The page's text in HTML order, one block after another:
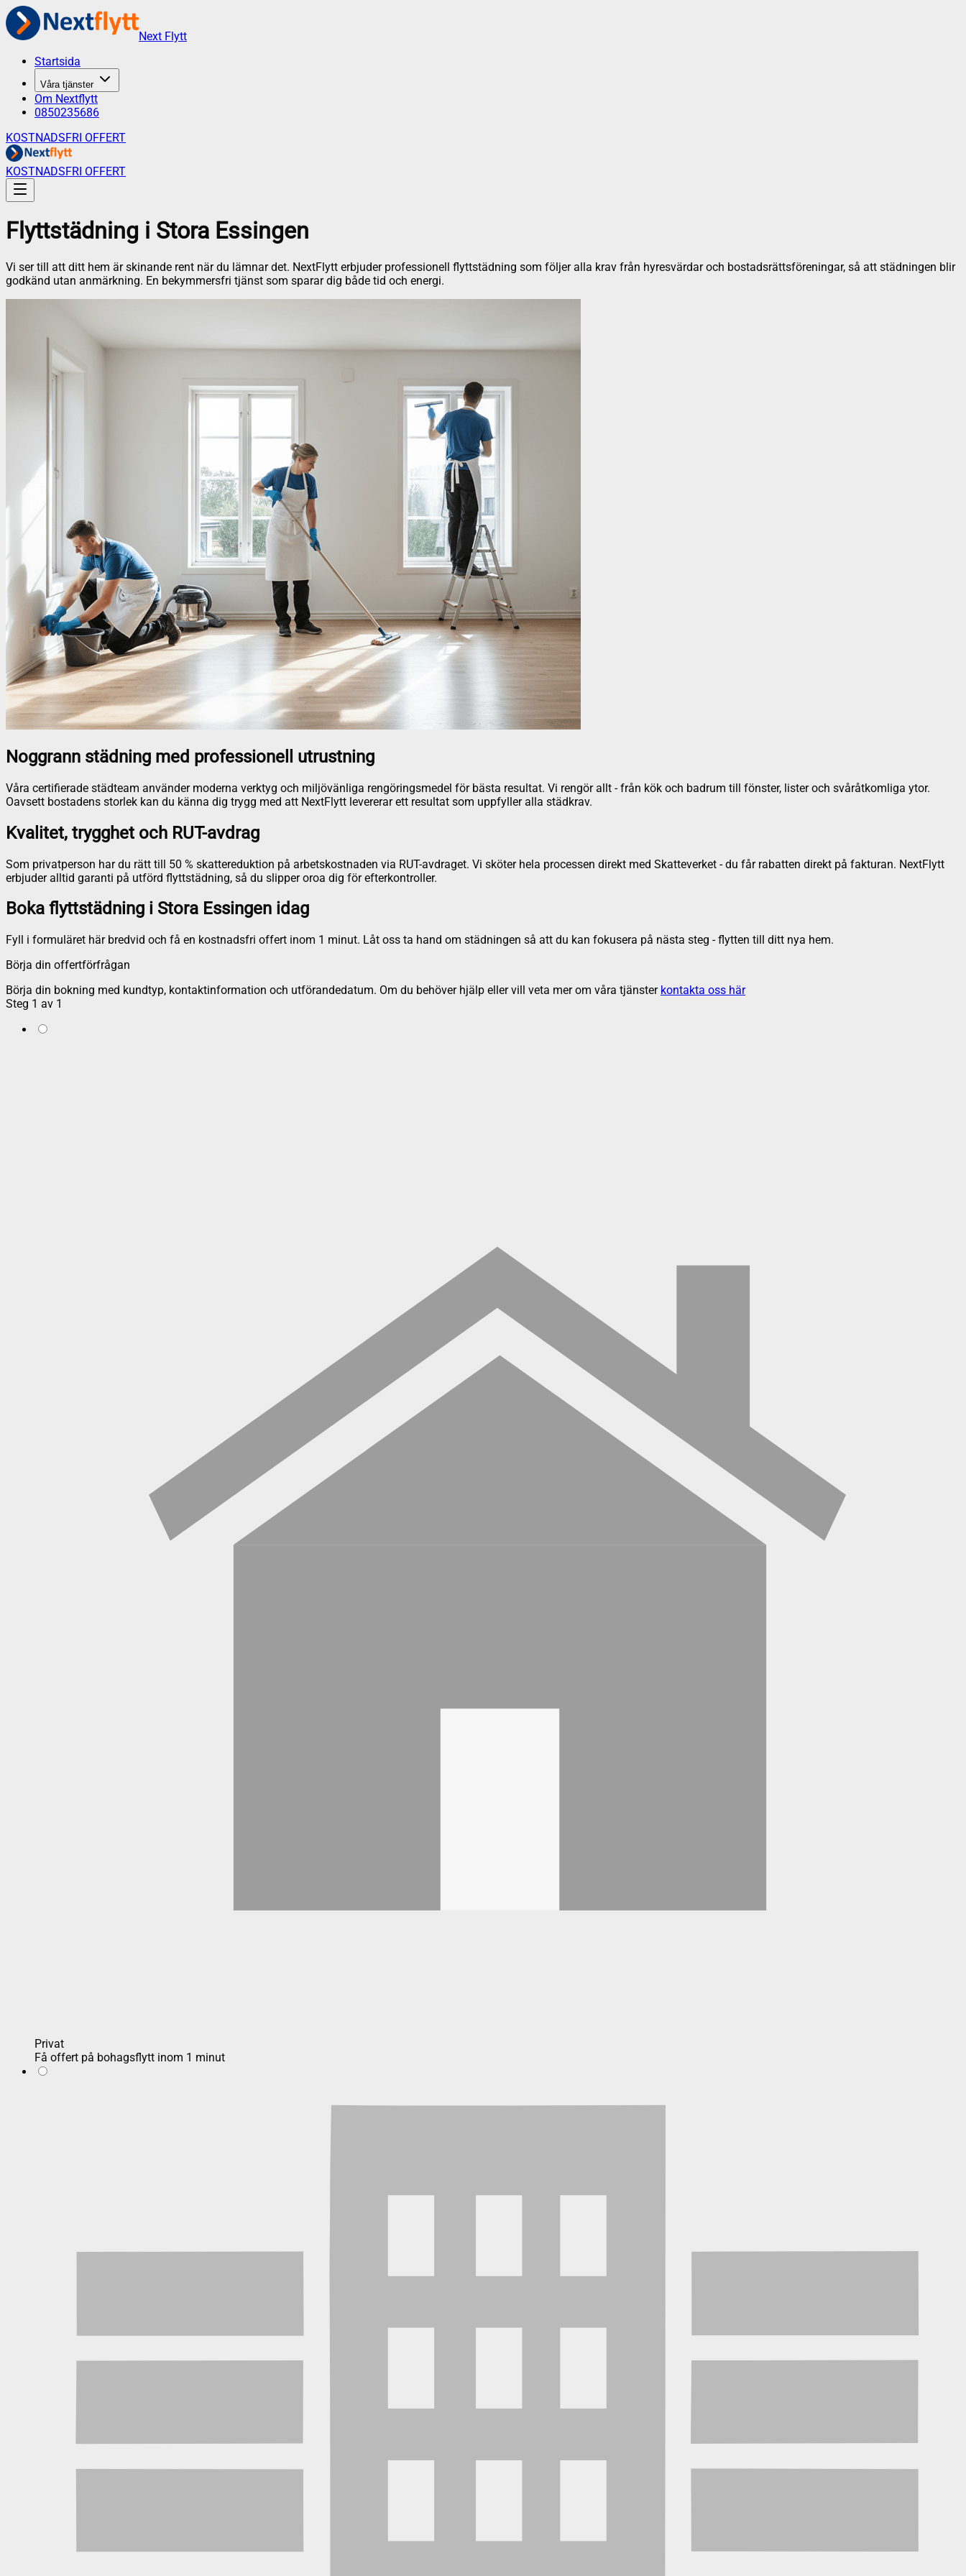
Next Flytt
Startsida
Våra tjänster
Om Nextflytt
0850235686
KOSTNADSFRI OFFERT
KOSTNADSFRI OFFERT
Flyttstädning i Stora Essingen
Vi ser till att ditt hem är skinande rent när du lämnar det. NextFlytt erbjuder professionell flyttstädning som följer alla krav från hyresvärdar och bostadsrättsföreningar, så att städningen blir
godkänd utan anmärkning. En bekymmersfri tjänst som sparar dig både tid och energi.
Noggrann städning med professionell utrustning
Våra certifierade städteam använder moderna verktyg och miljövänliga rengöringsmedel för bästa resultat. Vi rengör allt - från kök och badrum till fönster, lister och svåråtkomliga ytor.
Oavsett bostadens storlek kan du känna dig trygg med att NextFlytt levererar ett resultat som uppfyller alla städkrav.
Kvalitet, trygghet och RUT-avdrag
Som privatperson har du rätt till 50 % skattereduktion på arbetskostnaden via RUT-avdraget. Vi sköter hela processen direkt med Skatteverket - du får rabatten direkt på fakturan. NextFlytt
erbjuder alltid garanti på utförd flyttstädning, så du slipper oroa dig för efterkontroller.
Boka flyttstädning i Stora Essingen idag
Fyll i formuläret här bredvid och få en kostnadsfri offert inom 1 minut. Låt oss ta hand om städningen så att du kan fokusera på nästa steg - flytten till ditt nya hem.
Börja din offertförfrågan
Börja din bokning med kundtyp, kontaktinformation och utförandedatum. Om du behöver hjälp eller vill veta mer om våra tjänster kontakta oss här
Steg 1 av 1
Privat
Få offert på bohagsflytt inom 1 minut